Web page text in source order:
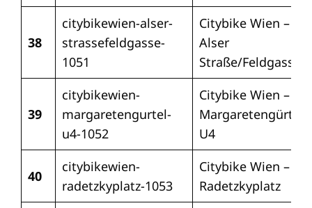
38
citybikewien-alser-
strassefeldgasse-
1051
Citybike Wien –
Alser
Straße/Feldgasse
39
citybikewien-
margaretengurtel-
u4-1052
Citybike Wien –
Margaretengürtel
U4
40
citybikewien-
radetzkyplatz-1053
Citybike Wien –
Radetzkyplatz